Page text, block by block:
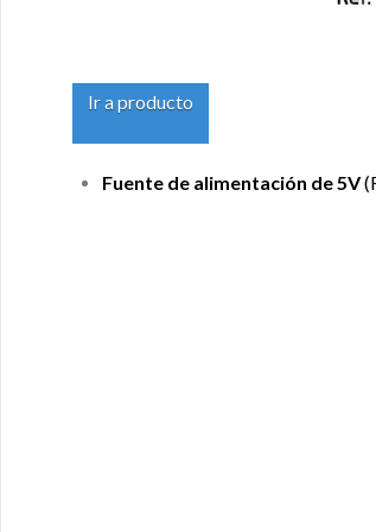
Ir a producto
Fuente de alimentación de 5V